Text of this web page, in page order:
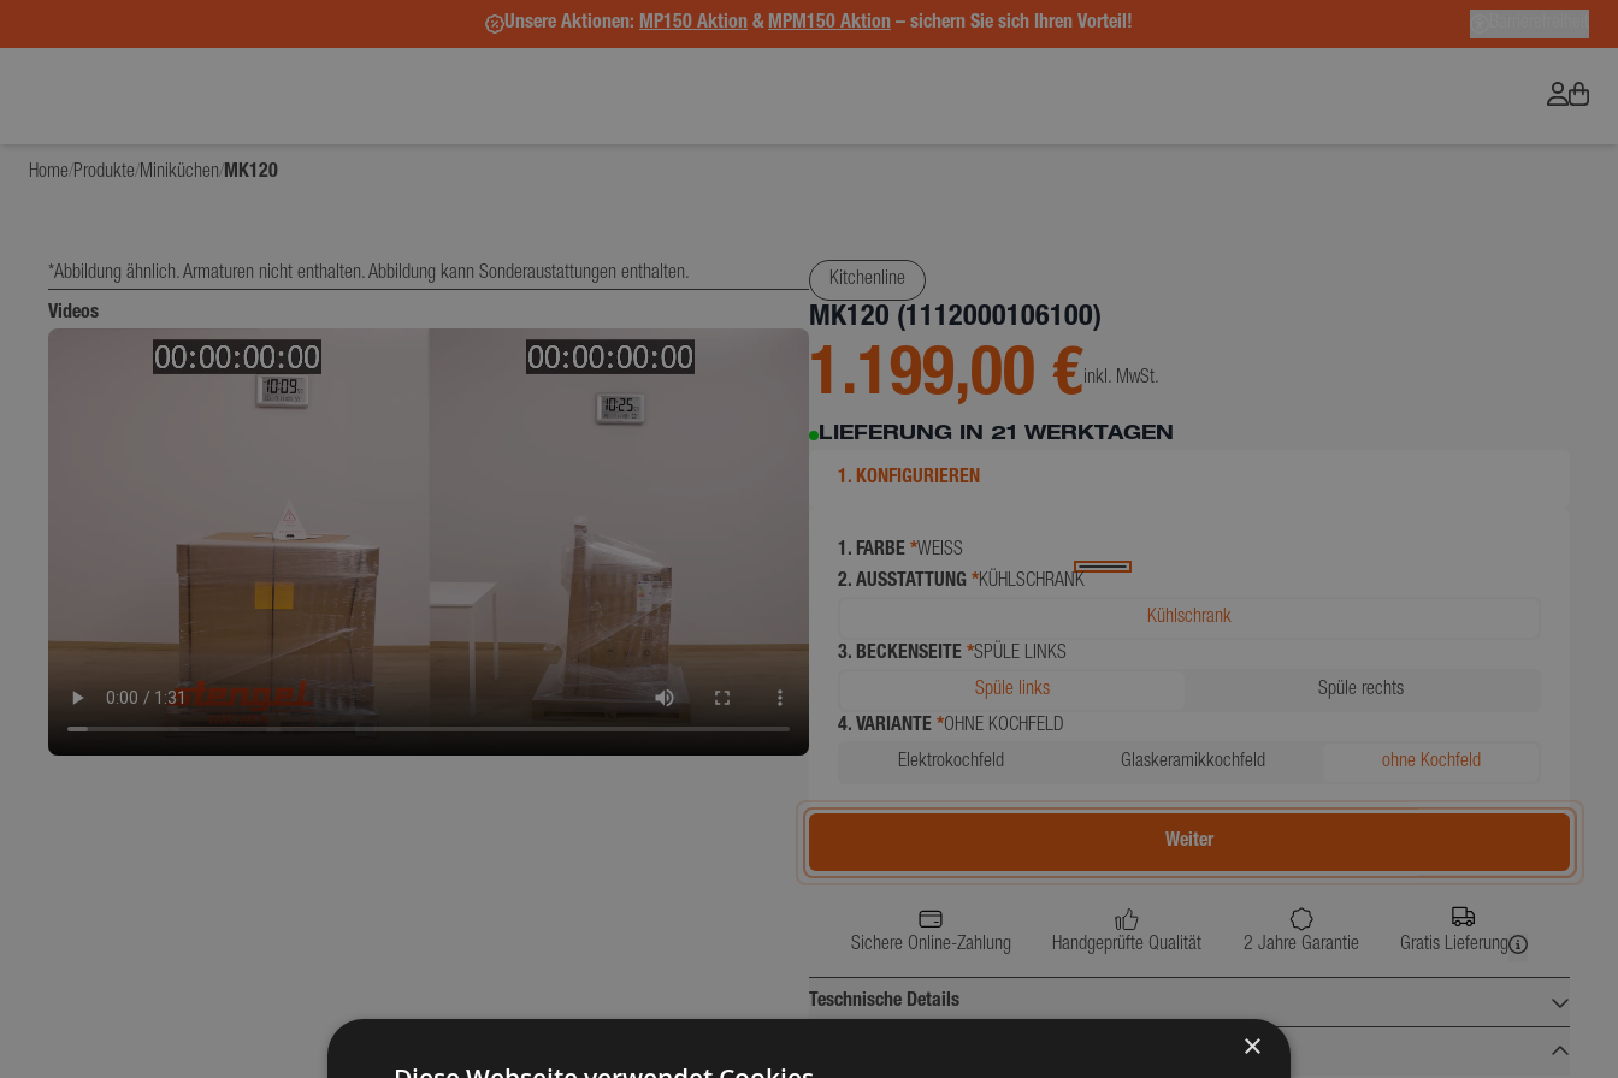
Unsere Aktionen: MP150 Aktion & MPM150 Aktion – sichern Sie sich Ihren Vorteil!
Home/Produkte/Miniküchen/MK120
*Abbildung ähnlich. Armaturen nicht enthalten. Abbildung kann Sonderaustattungen enthalten.
Videos
Kitchenline
MK120 (1112000106100)
1.199,00 €inkl. MwSt.
LIEFERUNG IN 21 WERKTAGEN
1. KONFIGURIEREN
1. FARBE *WEISS
2. AUSSTATTUNG *KÜHLSCHRANK
Kühlschrank
3. BECKENSEITE *SPÜLE LINKS
Spüle links
Spüle rechts
4. VARIANTE *OHNE KOCHFELD
Elektrokochfeld
Glaskeramikkochfeld ohne Kochfeld
Weiter
Sichere Online-Zahlung Handgeprüfte Qualität 2 Jahre Garantie Gratis Lieferung
Teschnische Details
×